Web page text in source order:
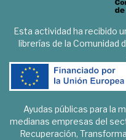
Esta actividad ha recibido
librerías de la Comunidad
Ayudas públicas para la
medianas empresas del
Recuperación,